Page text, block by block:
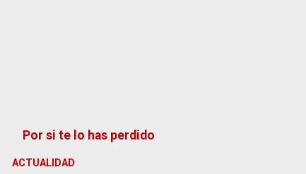
Por si te lo has perdido
ACTUALIDAD